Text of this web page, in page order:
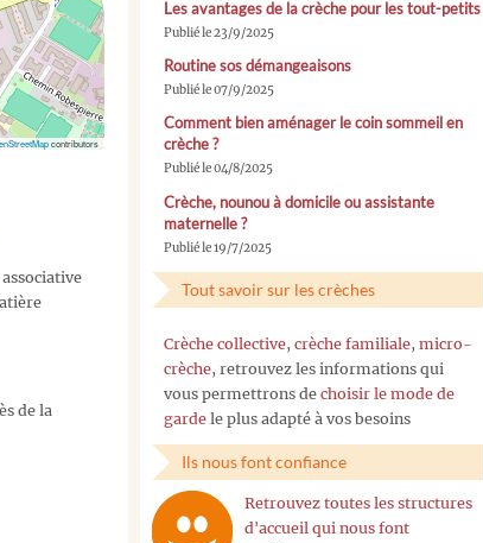
contributors
de la
Les avantages de la crèche pour les tout-petits
Publié le 23/9/2025
Routine sos démangeaisons
Publié le 07/9/2025
Comment bien aménager le coin sommeil en
crèche ?
Publié le 04/8/2025
Crèche, nounou à domicile ou assistante
maternelle ?
Publié le 19/7/2025
Tout savoir sur les crèches
Crèche collective, crèche familiale, micro-
crèche, retrouvez les informations qui
vous permettrons de choisir le mode de
garde le plus adapté à vos besoins
Ils nous font confiance
Retrouvez toutes les structures
d'accueil qui nous font